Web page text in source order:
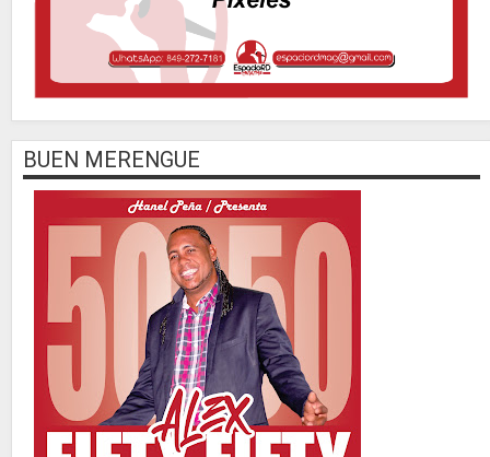
BUEN MERENGUE